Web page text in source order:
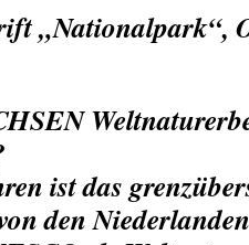
„Nationalpark“,
ist das
den